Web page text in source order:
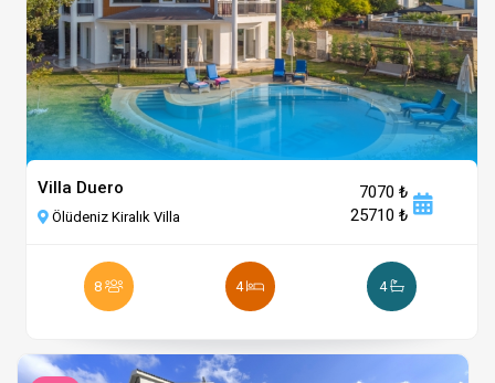
Villa Duero
Ölüdeniz Kiralık Villa
7070 ₺
25710 ₺
8 4 4